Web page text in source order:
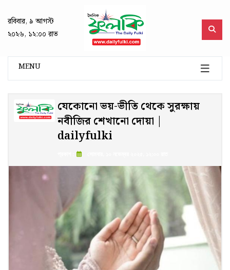
রবিবার, ৯ আগস্ট
২০২৬, ১২:০০ রাত
MENU
যেকোনো ভয়-ভীতি থেকে সুরক্ষায়
নবীজির শেখানো দোয়া |
dailyfulki